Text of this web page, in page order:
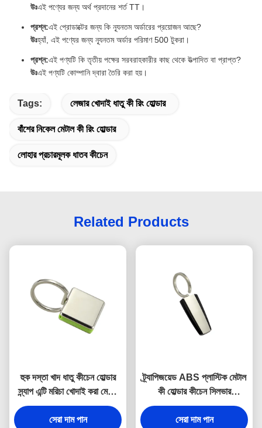
উঃএই পণ্যের জন্য অর্থ প্রদানের শর্ত TT।
প্রশ্ন:এই প্রোডাক্টের জন্য কি ন্যূনতম অর্ডারের প্রয়োজন আছে?
উঃহ্যাঁ, এই পণ্যের জন্য ন্যূনতম অর্ডার পরিমাণ 500 টুকরা।
প্রশ্ন:এই পণ্যটি কি তৃতীয় পক্ষের সরবরাহকারীর কাছ থেকে উত্পাদিত বা প্রাপ্ত?
উঃএই পণ্যটি কোম্পানি দ্বারা তৈরি করা হয়।
Tags: লেজার খোদাই ধাতু কী রিং হোল্ডার
বাঁশের নিকেল মেটাল কী রিং হোল্ডার
লোহার প্রচারমূলক ধাতব কীচেন
Related Products
হুক দস্তা খাদ ধাতু কীচেন হোল্ডার
স্ন্যাপ এন্টি মরিচা খোদাই করা মেটাল
কীরিং
সেরা দাম পান
ট্র্যাপিজয়েড ABS প্লাস্টিক মেটাল
কী হোল্ডার কীচেন সিলভার
ইলেক্ট্রোপ্লেটিং
সেরা দাম পান